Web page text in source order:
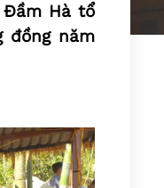
Đầm Hà tổ
đồng năm